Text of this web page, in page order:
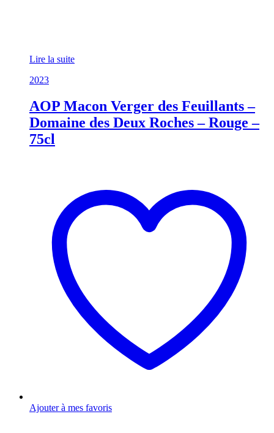
Lire la suite
2023
AOP Macon Verger des Feuillants –
Domaine des Deux Roches – Rouge –
75cl
Ajouter à mes favoris